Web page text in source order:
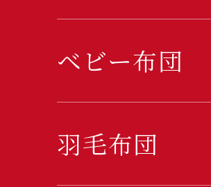
ベビー布団
羽毛布団